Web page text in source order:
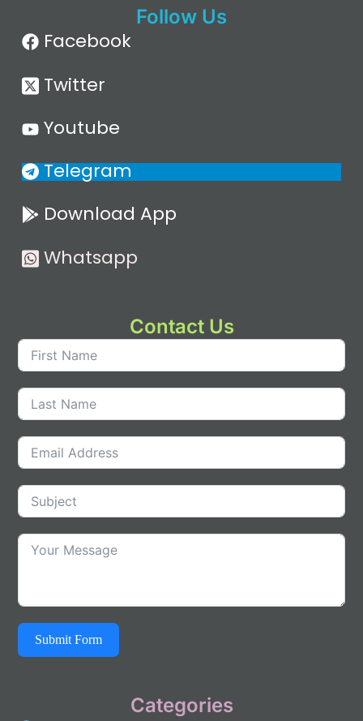
Follow Us
Facebook
Twitter
Youtube
Telegram
Download App
Whatsapp
Contact Us
Submit Form
Categories